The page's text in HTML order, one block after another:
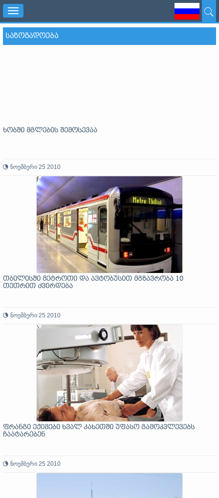
Toggle
navigation
ᲡᲐᲖᲝᲒᲐᲓᲝᲔᲑᲐ
ხობში მგლების შემოსევაა
ნოემბერი 25 2010
თბილისში მეტროთი და ავტობუსით მგზავრობა 10
თეთრით ძვირდება
ნოემბერი 25 2010
ფრანგი ექიმები ხვალ კახეთში უფასო გამოკვლევებს
ჩაატარებენ
ნოემბერი 25 2010